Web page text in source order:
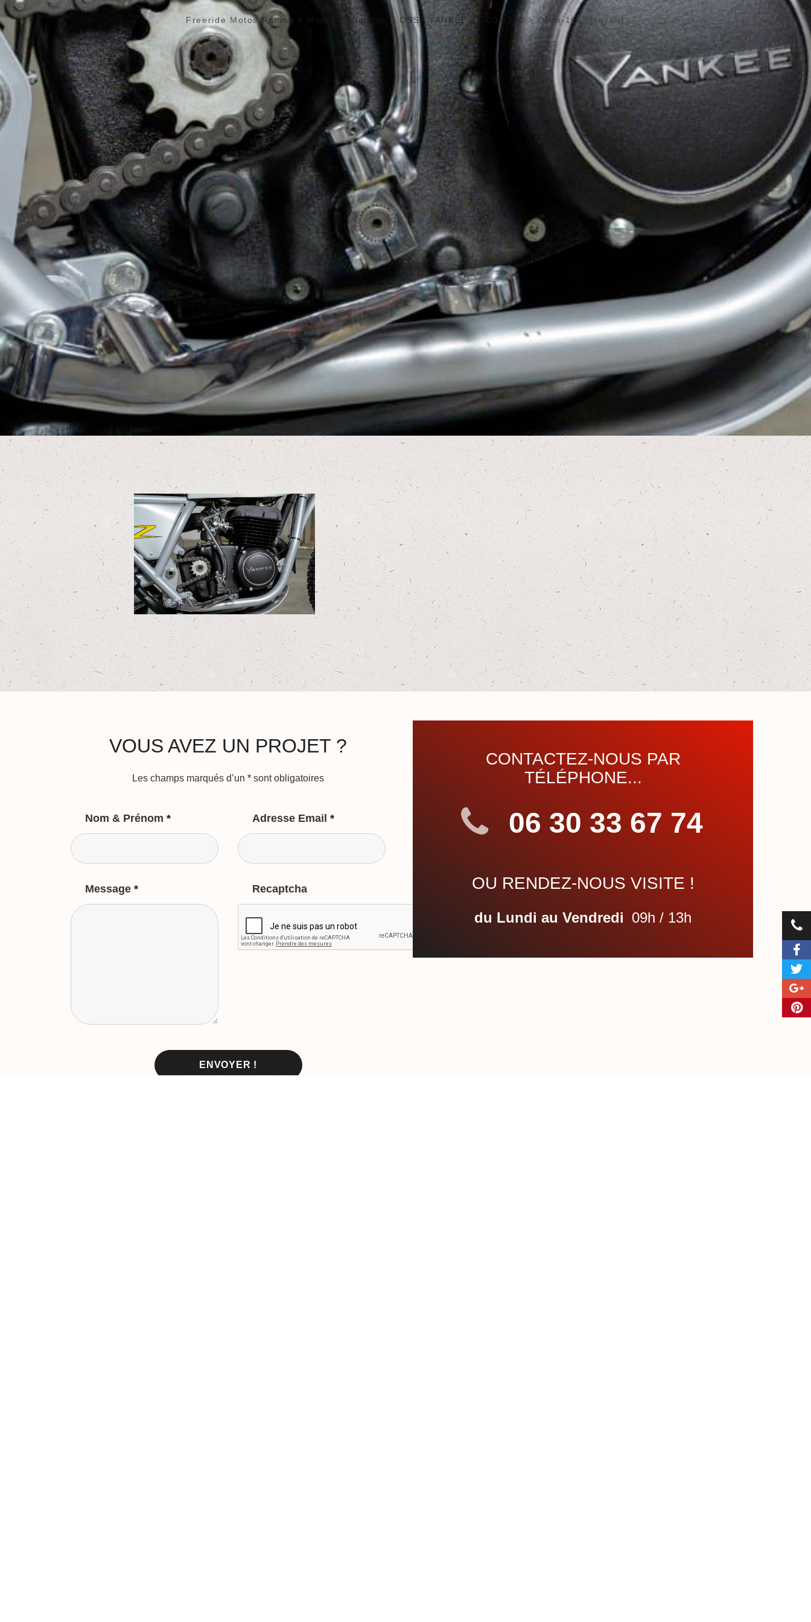
Freeride Motos Racing > Motos anciennes > OSSA YANKEE Z 500 1972 > Ossa-165 (Moyen)
VOUS AVEZ UN PROJET ?
Les champs marqués d’un * sont obligatoires
Nom & Prénom * Adresse Email *
Message * Recaptcha
CONTACTEZ-NOUS PAR
TÉLÉPHONE...
06 30 33 67 74
OU RENDEZ-NOUS VISITE !
du Lundi au Vendredi 09h / 13h